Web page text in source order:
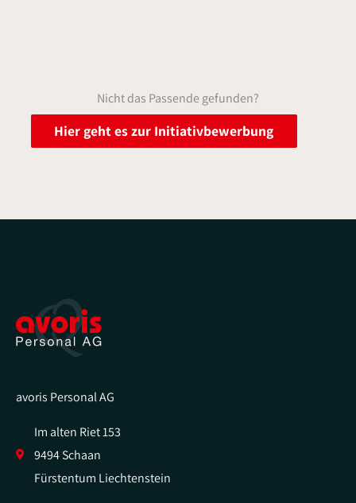
Nicht das Passende gefunden?
Hier geht es zur Initiativbewerbung
avoris Personal AG
Im alten Riet 153
9494 Schaan
Fürstentum Liechtenstein